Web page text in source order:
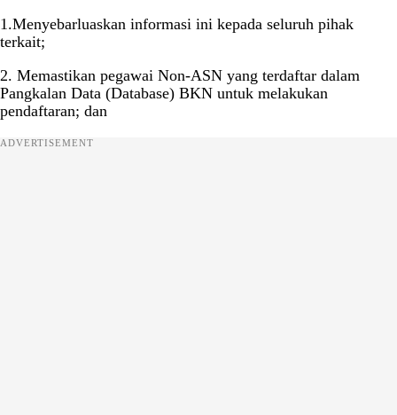
1.Menyebarluaskan informasi ini kepada seluruh pihak
terkait;
2. Memastikan pegawai Non-ASN yang terdaftar dalam
Pangkalan Data (Database) BKN untuk melakukan
pendaftaran; dan
ADVERTISEMENT